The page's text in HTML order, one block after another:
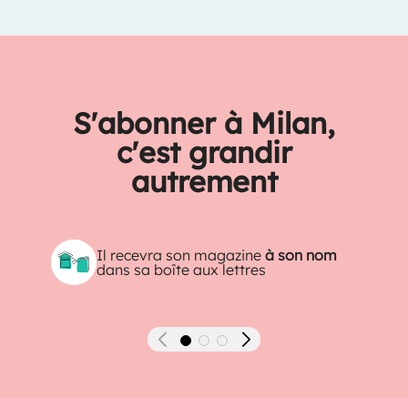
S'abonner à Milan,
c'est grandir
autrement
Il recevra son magazineà son nom
dans sa boîte aux lettres
Précédent Suivant